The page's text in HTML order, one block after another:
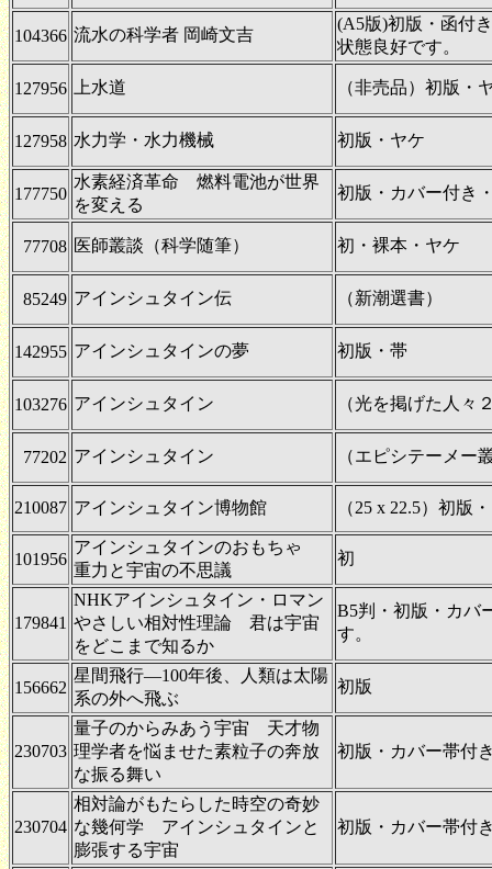
104366 流水の科学者 岡崎文吉
(A5版)初版・函付
状態良好です。
127956 上水道 （非売品）初版・
127958 水力学・水力機械 初版・ヤケ
177750
水素経済革命 燃料電池が世界
を変える
初版・カバー付き
77708 医師叢談（科学随筆） 初・裸本・ヤケ
85249 アインシュタイン伝 （新潮選書）
142955 アインシュタインの夢 初版・帯
103276 アインシュタイン （光を掲げた人々
77202 アインシュタイン （エピシテーメー
210087 アインシュタイン博物館 （25 x 22.5）初版
101956
アインシュタインのおもちゃ
重力と宇宙の不思議
初
179841
NHKアインシュタイン・ロマン
やさしい相対性理論 君は宇宙
をどこまで知るか
B5判・初版・カバ
す。
156662
星間飛行―100年後、人類は太陽
系の外へ飛ぶ
初版
230703
量子のからみあう宇宙 天才物
理学者を悩ませた素粒子の奔放
な振る舞い
初版・カバー帯付
230704
相対論がもたらした時空の奇妙
な幾何学 アインシュタインと
膨張する宇宙
初版・カバー帯付